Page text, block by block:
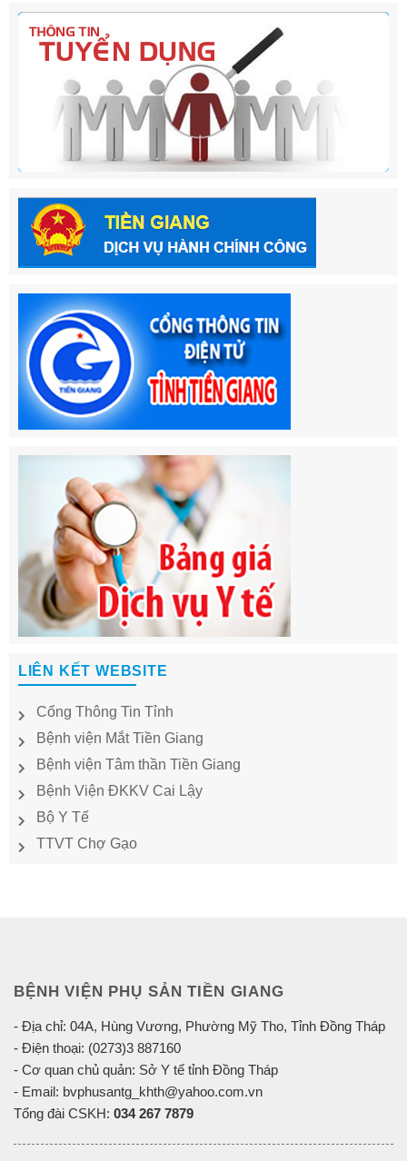
LIÊN KẾT WEBSITE
Cổng Thông Tin Tỉnh
Bệnh viện Mắt Tiền Giang
Bệnh viện Tâm thần Tiền Giang
Bệnh Viện ĐKKV Cai Lậy
Bộ Y Tế
TTVT Chợ Gạo
BỆNH VIỆN PHỤ SẢN TIỀN GIANG
- Địa chỉ: 04A, Hùng Vương, Phường Mỹ Tho, Tỉnh Đồng Tháp
- Điện thoại: (0273)3 887160
- Cơ quan chủ quản: Sở Y tế tỉnh Đồng Tháp
- Email: bvphusantg_khth@yahoo.com.vn
Tổng đài CSKH: 034 267 7879